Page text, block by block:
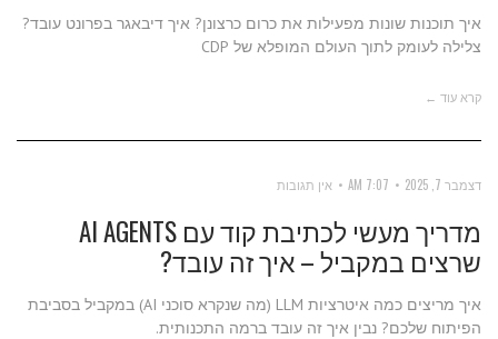
איך תוכנות שונות מפעילות את כרום כרצונן? איך דיבאגר בפרונט עובד?
צלילה לעומק לתוך העולם המופלא של CDP
קרא עוד ←
דצמבר 7, 2025 7:07 AM אין תגובות
מדריך מעשי לכתיבת קוד עם AI AGENTS
שרצים במקביל – איך זה עובד?
איך מריצים כמה איטרציות LLM (מה שנקרא סוכני AI) במקביל בסביבת
הפיתוח שלכם? נבין איך זה עובד ברמה התכנותית.